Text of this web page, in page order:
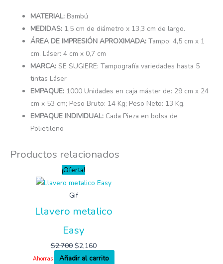
MATERIAL: Bambú
MEDIDAS: 1,5 cm de diámetro x 13,3 cm de largo.
ÁREA DE IMPRESIÓN APROXIMADA:Tampo: 4,5 cm x 1
cm. Láser: 4 cm x 0,7 cm
MARCA: SE SUGIERE: Tampografía variedades hasta 5
tintas Láser
EMPAQUE: 1000 Unidades en caja máster de: 29 cm x 24
cm x 53 cm; Peso Bruto: 14 Kg; Peso Neto: 13 Kg.
EMPAQUE INDIVIDUAL: Cada Pieza en bolsa de
Polietileno
Productos relacionados
¡Oferta!
Gif
Llavero metalico
Easy
$2,700 $2,160
Ahorras
Añadir al carrito